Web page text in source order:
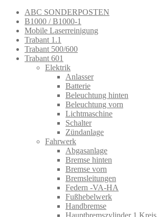
ABC SONDERPOSTEN
B1000 / B1000-1
Mobile Laserreinigung
Trabant 1.1
Trabant 500/600
Trabant 601
Elektrik
Anlasser
Batterie
Beleuchtung hinten
Beleuchtung vorn
Lichtmaschine
Schalter
Zündanlage
Fahrwerk
Abgasanlage
Bremse hinten
Bremse vorn
Bremsleitungen
Federn -VA-HA
Fußhebelwerk
Handbremse